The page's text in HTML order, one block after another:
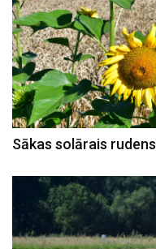
Sākas solārais rudens